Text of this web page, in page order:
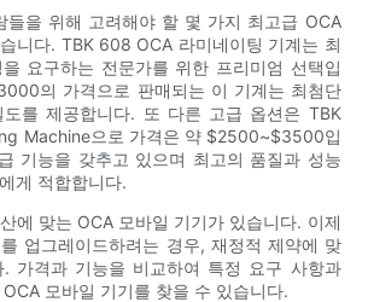
들을 위해 고려해야 할 몇 가지 최고급 OCA
니다. TBK 608 OCA 라미네이팅 기계는 최
요구하는 전문가를 위한 프리미엄 선택입
의 가격으로 판매되는 이 기계는 최첨단
를 제공합니다. 또 다른 고급 옵션은 TBK
Machine으로 가격은 약 $2500~$3500입
기능을 갖추고 있으며 최고의 품질과 성능
게 적합합니다.
에 맞는 OCA 모바일 기기가 있습니다. 이제
업그레이드하려는 경우, 재정적 제약에 맞
가격과 기능을 비교하여 특정 요구 사항과
모바일 기기를 찾을 수 있습니다.